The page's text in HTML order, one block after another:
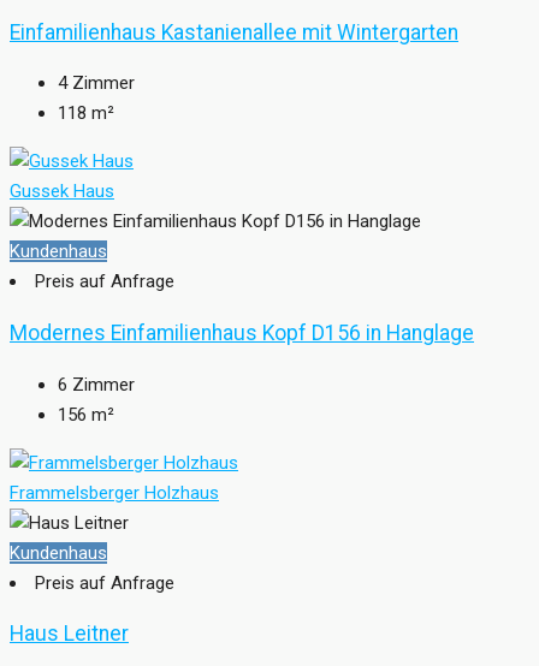
Einfamilienhaus Kastanienallee mit Wintergarten
4 Zimmer
118 m²
Gussek Haus
Kundenhaus
Preis auf Anfrage
Modernes Einfamilienhaus Kopf D156 in Hanglage
6 Zimmer
156 m²
Frammelsberger Holzhaus
Kundenhaus
Preis auf Anfrage
Haus Leitner